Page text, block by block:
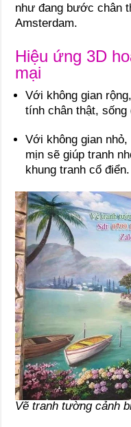
như đang bước chân
Amsterdam.
Hiệu ứng 3D
mại
Với không gian
tính chân thật, sống
Với không gian nhỏ,
mịn sẽ giúp tranh
khung tranh cổ điển.
Vẽ tranh tường cảnh